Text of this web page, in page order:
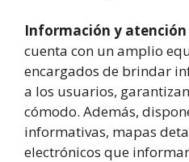
Información y atención
cuenta con un amplio
encargados de brindar
a los usuarios,
cómodo. Además,
informativas, mapas
electrónicos que